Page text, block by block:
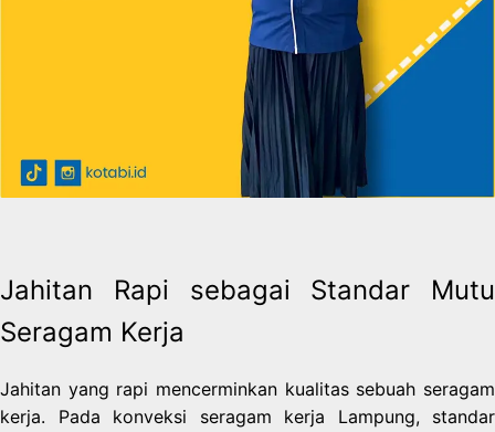
Jahitan Rapi sebagai Standar Mutu
Seragam Kerja
Jahitan yang rapi mencerminkan kualitas sebuah seragam
kerja. Pada konveksi seragam kerja Lampung, standar